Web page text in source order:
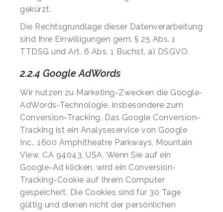
gekürzt.
Die Rechtsgrundlage dieser Datenverarbeitung
sind Ihre Einwilligungen gem. § 25 Abs. 1
TTDSG und Art. 6 Abs. 1 Buchst. a) DSGVO.
2.2.4 Google AdWords
Wir nutzen zu Marketing-Zwecken die Google-
AdWords-Technologie, insbesondere zum
Conversion-Tracking. Das Google Conversion-
Tracking ist ein Analyseservice von Google
Inc., 1600 Amphitheatre Parkways, Mountain
View, CA 94043, USA. Wenn Sie auf ein
Google-Ad klicken, wird ein Conversion-
Tracking-Cookie auf Ihrem Computer
gespeichert. Die Cookies sind für 30 Tage
gültig und dienen nicht der persönlichen